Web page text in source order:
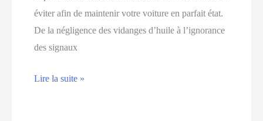
éviter afin de maintenir votre voiture en parfait état.
De la négligence des vidanges d’huile à l’ignorance
des signaux
Les
Lire la suite »